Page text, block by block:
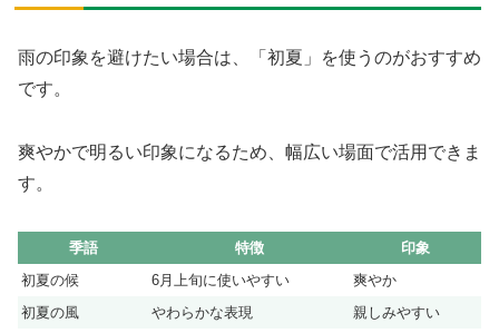
雨の印象を避けたい場合は、「初夏」を使うのがおすすめ
です。
爽やかで明るい印象になるため、幅広い場面で活用できま
す。
季語 特徴
印象
初夏の候
6月上旬に使いやすい
爽やか
初夏の風
やわらかな表現
親しみやすい